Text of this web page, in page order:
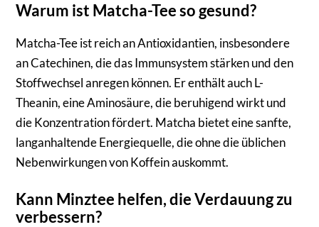
Warum ist Matcha-Tee so gesund?
Matcha-Tee ist reich an Antioxidantien, insbesondere
an Catechinen, die das Immunsystem stärken und den
Stoffwechsel anregen können. Er enthält auch L-
Theanin, eine Aminosäure, die beruhigend wirkt und
die Konzentration fördert. Matcha bietet eine sanfte,
langanhaltende Energiequelle, die ohne die üblichen
Nebenwirkungen von Koffein auskommt.
Kann Minztee helfen, die Verdauung zu
verbessern?